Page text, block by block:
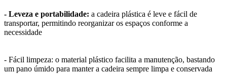
- Leveza e portabilidade: a cadeira plástica é leve e fácil de
transportar, permitindo reorganizar os espaços conforme a
necessidade
- Fácil limpeza: o material plástico facilita a manutenção, bastando
um pano úmido para manter a cadeira sempre limpa e conservada